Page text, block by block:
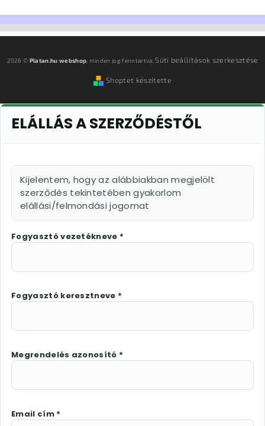
2026 © Platan.hu webshop , minden jog fenntartva.Süti beállítások szerkesztése
Shoptet készítette
ELÁLLÁS A SZERZŐDÉSTŐL
Kijelentem, hogy az alábbiakban megjelölt
szerződés tekintetében gyakorlom
elállási/felmondási jogomat
Fogyasztó vezetékneve *
Fogyasztó keresztneve *
Megrendelés azonosító *
Email cím *